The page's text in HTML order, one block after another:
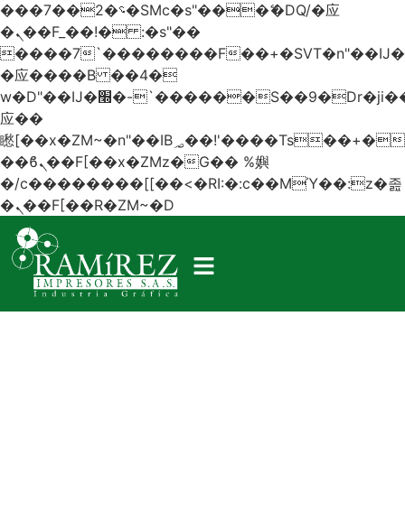
���؝�2��7�SMc�s"���ޭ�DQ/�应
�ܢ��F_��!� :�s"��
����7`��������F
�应����B ��4�
w�D"��IJ�׭�-`������S��9�Dr�ji��EJ߅��gJ�
应��
矁[��x�ZM~�n"��IB؃��!'����Тѕ��+��(m��IK�ʭ�/|
��ϐܢ��F[��x�ZMz�G�� %嬩
�/c��������[[��<�RI:�:c��MΎ��:z�졾
�ܢ��F[��R�ZM~�D